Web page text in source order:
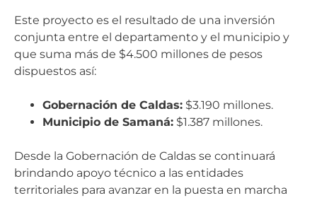
Este proyecto es el resultado de una inversión
conjunta entre el departamento y el municipio y
que suma más de $4.500 millones de pesos
dispuestos así:
Gobernación de Caldas: $3.190 millones.
Municipio de Samaná: $1.387 millones.
Desde la Gobernación de Caldas se continuará
brindando apoyo técnico a las entidades
territoriales para avanzar en la puesta en marcha